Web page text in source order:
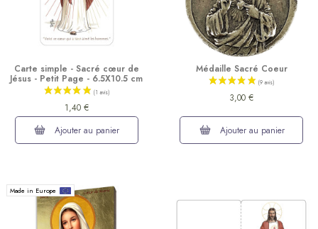
Carte simple - Sacré cœur de
Jésus - Petit Page - 6.5X10.5 cm
1,40 €
Ajouter au panier
Médaille Sacré Coeur
3,00 €
Ajouter au panier
Made in Europe